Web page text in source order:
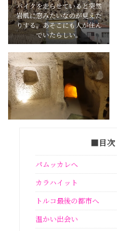
バイクを走らせていると突然
岩肌に窓みたいなのが見えた
りする。あそこにも人が住ん
でいたらしい。
■目次
パムッカレへ
カラハイット
トルコ最後の都市へ
温かい出会い